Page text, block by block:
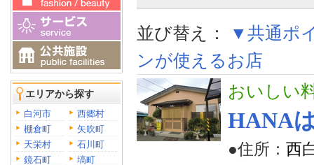
エリアから探す
白河市
西郷村
棚倉町
矢吹町
天栄村
石川町
鏡石町
塙町
並び替え：
▼共通ポ
ンが使えるお店
おいしい
HANA
●住所： 西